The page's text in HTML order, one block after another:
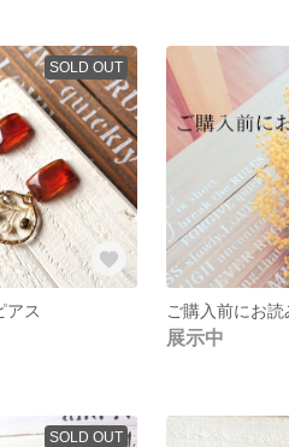
SOLD OUT
アス ご購入前にお読
展示中
SOLD OUT